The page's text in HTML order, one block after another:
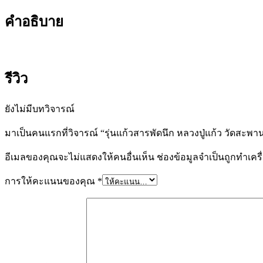
คำอธิบาย
รีวิว
ยังไม่มีบทวิจารณ์
มาเป็นคนแรกที่วิจารณ์ “รุ่นแก้วสารพัดนึก หลวงปู่แก้ว วัดสะพา
อีเมลของคุณจะไม่แสดงให้คนอื่นเห็น ช่องข้อมูลจำเป็นถูกทำเค
การให้คะแนนของคุณ *